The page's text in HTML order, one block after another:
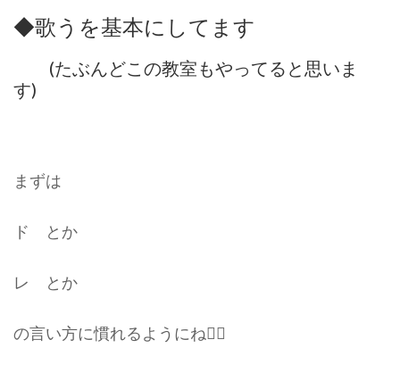
◆歌うを基本にしてます
(たぶんどこの教室もやってると思いま
す)
まずは
ド とか
レ とか
の言い方に慣れるようにね☝🏻